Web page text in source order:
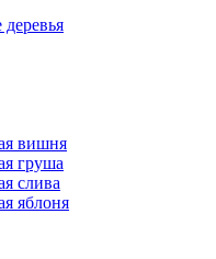
вишня
груша
слива
яблоня